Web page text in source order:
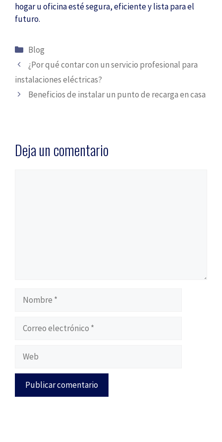
hogar u oficina esté segura, eficiente y lista para el
futuro.
Categorías
Blog
¿Por qué contar con un servicio profesional para
instalaciones eléctricas?
Beneficios de instalar un punto de recarga en casa
Deja un comentario
Nombre
electrónico